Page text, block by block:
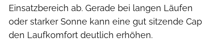
Einsatzbereich ab. Gerade bei langen Läufen
oder starker Sonne kann eine gut sitzende Cap
den Laufkomfort deutlich erhöhen.